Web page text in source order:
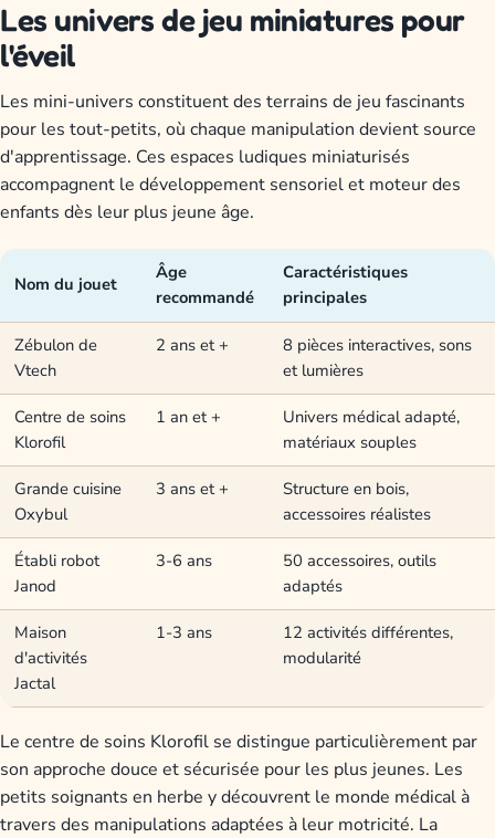
Les univers de jeu miniatures pour
l'éveil
Les mini-univers constituent des terrains de jeu fascinants
pour les tout-petits, où chaque manipulation devient source
d'apprentissage. Ces espaces ludiques miniaturisés
accompagnent le développement sensoriel et moteur des
enfants dès leur plus jeune âge.
Nom du jouet
Âge
recommandé
Caractéristiques
principales
Zébulon de
Vtech
2 ans et +
8 pièces interactives, sons
et lumières
Centre de soins
Klorofil
1 an et +
Univers médical adapté,
matériaux souples
Grande cuisine
Oxybul
3 ans et +
Structure en bois,
accessoires réalistes
Établi robot
Janod
3-6 ans
50 accessoires, outils
adaptés
Maison
d'activités
Jactal
1-3 ans
12 activités différentes,
modularité
Le centre de soins Klorofil se distingue particulièrement par
son approche douce et sécurisée pour les plus jeunes. Les
petits soignants en herbe y découvrent le monde médical à
travers des manipulations adaptées à leur motricité. La